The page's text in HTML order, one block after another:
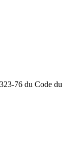
76 du Code du